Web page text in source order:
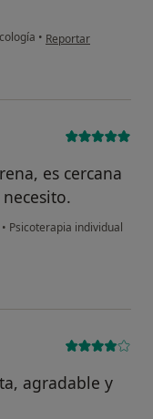
• en opinión del
Reportar
es cercana
• Psicoterapia individual
agradable y